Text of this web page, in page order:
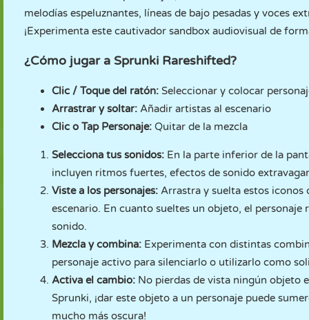
melodías espeluznantes, líneas de bajo pesadas y voces
¡Experimenta este cautivador sandbox audiovisual de
¿Cómo jugar a Sprunki Rareshifted?
Clic / Toque del ratón: Seleccionar y colocar
Arrastrar y soltar: Añadir artistas al escenario
Clic o Tap Personaje: Quitar de la mezcla
Selecciona tus sonidos: En la parte inferior de la
incluyen ritmos fuertes, efectos de sonido
Viste a los personajes: Arrastra y suelta estos iconos
escenario. En cuanto sueltes un objeto, el
sonido.
Mezcla y combina: Experimenta con distintas
personaje activo para silenciarlo o utilizarlo como
Activa el cambio: No pierdas de vista ningún objeto
Sprunki, ¡dar este objeto a un personaje puede
mucho más oscura!